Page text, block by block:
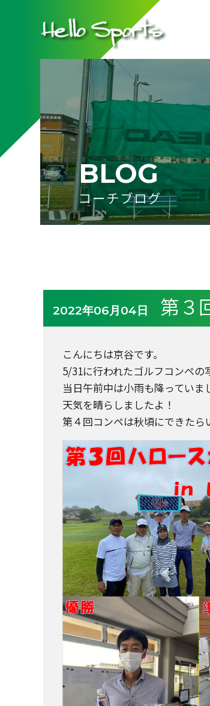
BLOG
コーチブログ
2022年06月04日 第３
こんにちは京谷です。
5/31に行われたゴルフコンペの
当日午前中は小雨も降ってい
天気を晴らしましたよ！
第４回コンペは秋頃にできた